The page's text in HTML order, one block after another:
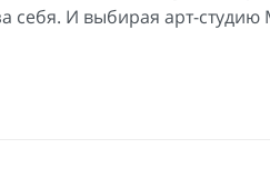
себя. И выбирая арт-